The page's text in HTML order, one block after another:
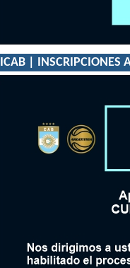
ICAB | INSCRIPCIONES